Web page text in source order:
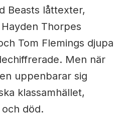
Beasts låttexter,
Thorpes
Tom Flemings djupa
Men när
uppenbarar sig
klassamhället,
död.